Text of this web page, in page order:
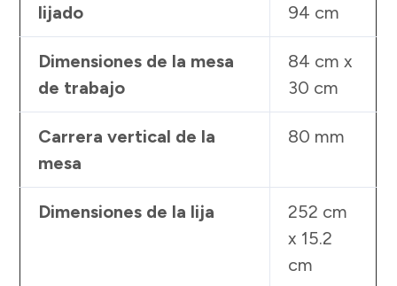
lijado
94 cm
Dimensiones de la mesa
de trabajo
84 cm x
30 cm
Carrera vertical de la
mesa
80 mm
Dimensiones de la lija
252 cm
x 15.2
cm